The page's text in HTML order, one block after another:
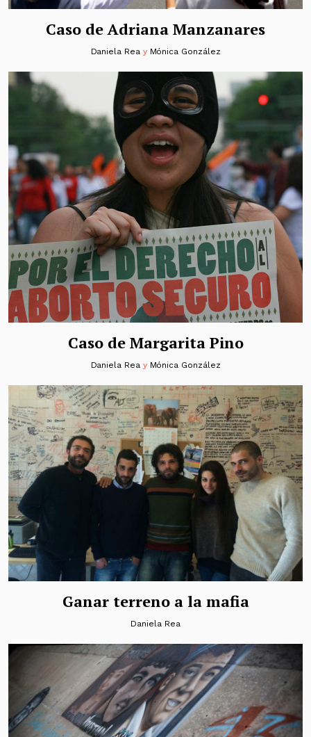
Caso de Adriana Manzanares
Daniela Rea y Mónica González
Caso de Margarita Pino
Daniela Reay Mónica González
Ganar terreno a la mafia
Daniela Rea